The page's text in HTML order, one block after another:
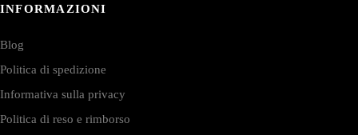
INFORMAZIONI
Blog
Politica di spedizione
Informativa sulla privacy
Politica di reso e rimborso